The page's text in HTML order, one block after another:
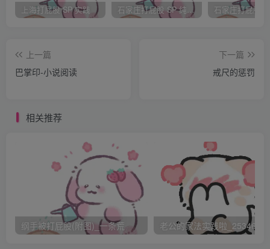
上海打屁股 SP 实践 石家庄打屁股 SP 纯实践
上一篇
巴掌印-小说阅读
下一篇
戒尺的惩罚
相关推荐
纲手被打屁股(附图)_一条荒 老公的家法实践啦